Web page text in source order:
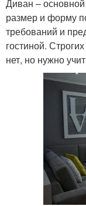
Диван –
размер и форму
требований и
гостиной.
нет, но нужно